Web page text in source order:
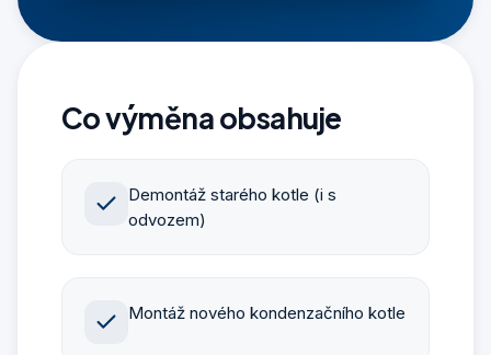
Co výměna obsahuje
Demontáž starého kotle (i s
odvozem)
Montáž nového kondenzačního kotle